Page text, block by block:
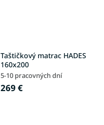
Taštičkový matrac HADES
160x200
5-10 pracovných dní
269 €